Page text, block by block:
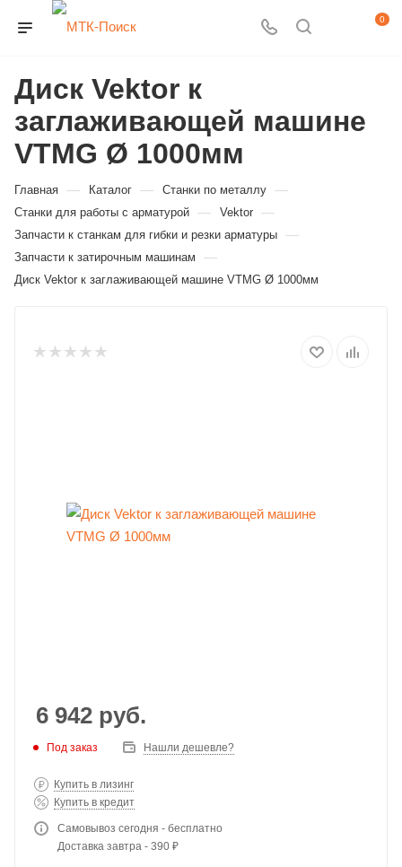
0
Диск Vektor к
заглаживающей машине
VTMG Ø 1000мм
Главная — Каталог — Станки по металлу —
Станки для работы с арматурой — Vektor —
Запчасти к станкам для гибки и резки арматуры —
Запчасти к затирочным машинам —
Диск Vektor к заглаживающей машине VTMG Ø 1000мм
6 942 руб.
Под заказ Нашли дешевле?
Купить в лизинг
Купить в кредит
Самовывоз сегодня - бесплатно
Доставка завтра - 390 ₽